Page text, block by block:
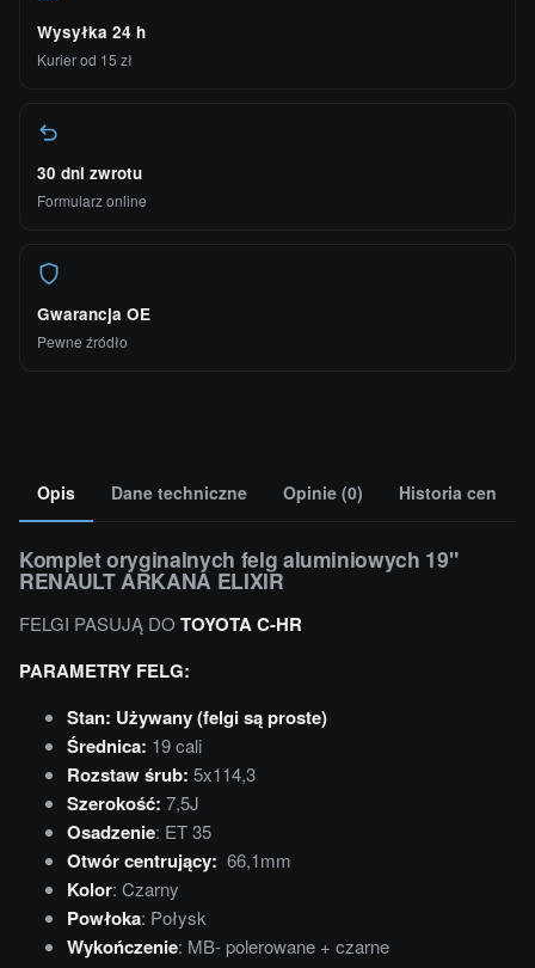
Wysyłka 24 h
Kurier od 15 zł
30 dni zwrotu
Formularz online
Gwarancja OE
Pewne źródło
Opis Dane techniczne Opinie (0) Historia cen
Komplet oryginalnych felg aluminiowych 19"
RENAULT ARKANA ELIXIR
FELGI PASUJĄ DO TOYOTA C-HR
PARAMETRY FELG:
Stan: Używany (felgi są proste)
Średnica: 19 cali
Rozstaw śrub: 5x114,3
Szerokość: 7,5J
Osadzenie: ET 35
Otwór centrujący: 66,1mm
Kolor: Czarny
Powłoka: Połysk
Wykończenie: MB- polerowane + czarne